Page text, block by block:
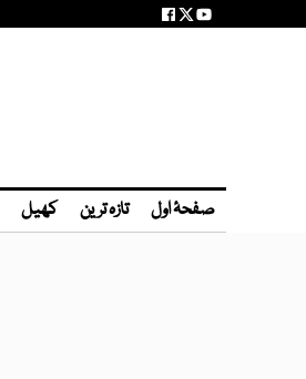
صفحۂ اول تازہ ترین کھیل